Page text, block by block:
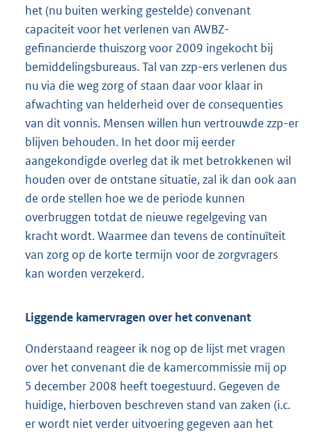
het (nu buiten werking gestelde) convenant
capaciteit voor het verlenen van AWBZ-
gefinancierde thuiszorg voor 2009 ingekocht bij
bemiddelingsbureaus. Tal van zzp-ers verlenen dus
nu via die weg zorg of staan daar voor klaar in
afwachting van helderheid over de consequenties
van dit vonnis. Mensen willen hun vertrouwde zzp-er
blijven behouden. In het door mij eerder
aangekondigde overleg dat ik met betrokkenen wil
houden over de ontstane situatie, zal ik dan ook aan
de orde stellen hoe we de periode kunnen
overbruggen totdat de nieuwe regelgeving van
kracht wordt. Waarmee dan tevens de continuïteit
van zorg op de korte termijn voor de zorgvragers
kan worden verzekerd.
Liggende kamervragen over het convenant
Onderstaand reageer ik nog op de lijst met vragen
over het convenant die de kamercommissie mij op
5 december 2008 heeft toegestuurd. Gegeven de
huidige, hierboven beschreven stand van zaken (i.c.
er wordt niet verder uitvoering gegeven aan het